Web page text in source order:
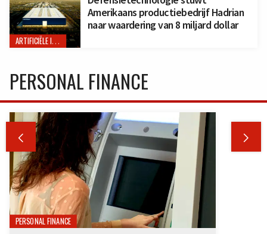
ARTIFICIËLE INTELLIGENTIE
Amerikaans productiebedrijf Hadrian
naar waardering van 8 miljard dollar
PERSONAL FINANCE
 
PERSONAL FINANCE